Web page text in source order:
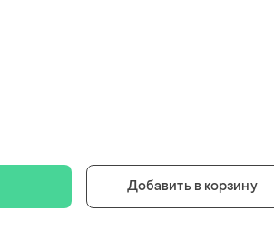
Добавить в корзину